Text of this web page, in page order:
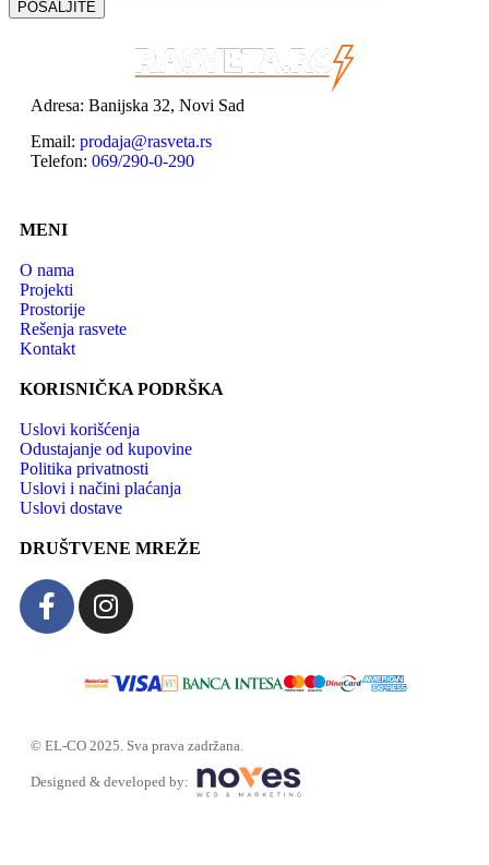
Adresa: Banijska 32, Novi Sad
Email: prodaja@rasveta.rs
Telefon: 069/290-0-290
MENI
O nama
Projekti
Prostorije
Rešenja rasvete
Kontakt
KORISNIČKA PODRŠKA
Uslovi korišćenja
Odustajanje od kupovine
Politika privatnosti
Uslovi i načini plaćanja
Uslovi dostave
DRUŠTVENE MREŽE
© EL-CO 2025. Sva prava zadržana.
Designed & developed by: